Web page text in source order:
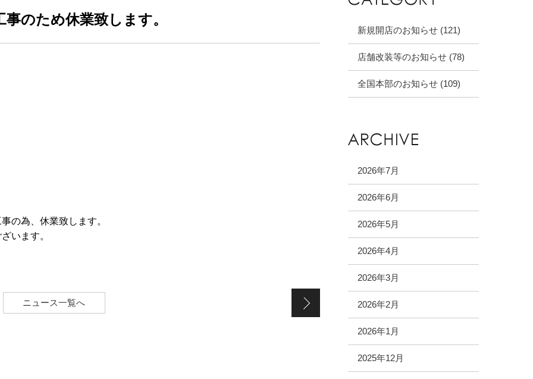
のため休業致します。
の為、休業致します。
います。
ニュース一覧へ
【ススキノラフィラ店】臨時休業致します。
新規開店のお知らせ (121)
店舗改装等のお知らせ (78)
全国本部のお知らせ (109)
2026年7月
2026年6月
2026年5月
2026年4月
2026年3月
2026年2月
2026年1月
2025年12月